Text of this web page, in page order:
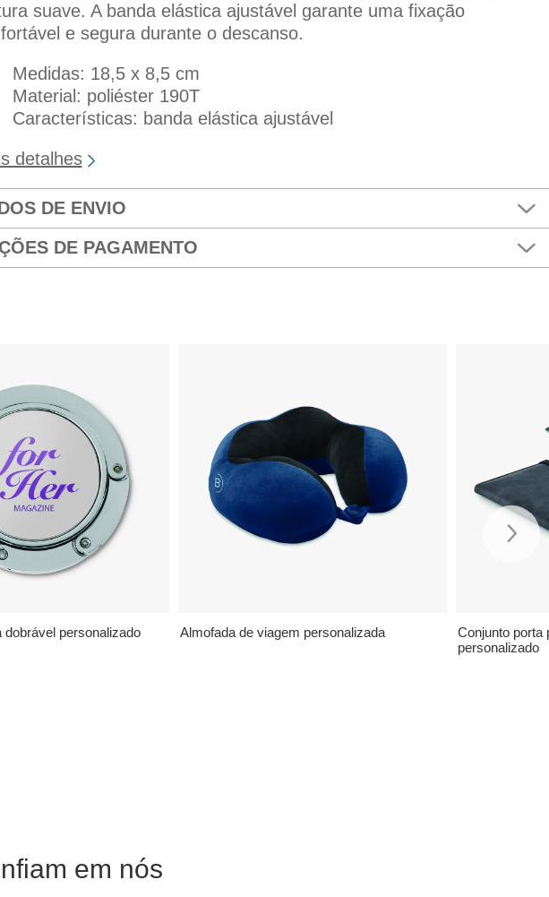
suave. A banda elástica ajustável garante uma fixação
e segura durante o descanso.
Medidas: 18,5 x 8,5 cm
Material: poliéster 190T
Características: banda elástica ajustável
detalhes
DE ENVIO
DE PAGAMENTO
dobrável personalizado Almofada de viagem personalizada
Conjunto porta
personalizado
em nós